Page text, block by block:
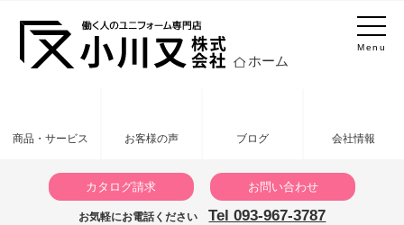
Menu
ホーム
商品・サービス お客様の声 ブログ 会社情報
カタログ請求 お問い合わせ
お気軽にお電話ください Tel 093-967-3787